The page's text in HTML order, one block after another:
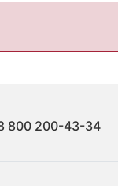
800 200-43-34